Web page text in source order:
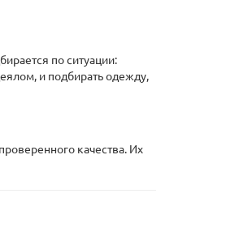
по ситуации:
и подбирать одежду,
качества. Их